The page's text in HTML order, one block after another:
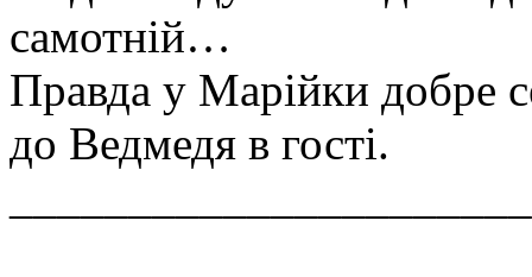
самотній…
Правда у Марійки добре
до Ведмедя в гості.